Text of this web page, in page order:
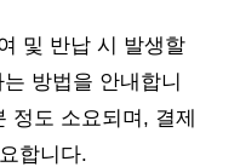
및 반납 시 발생할
방법을 안내합니
정도 소요되며, 결제
합니다.